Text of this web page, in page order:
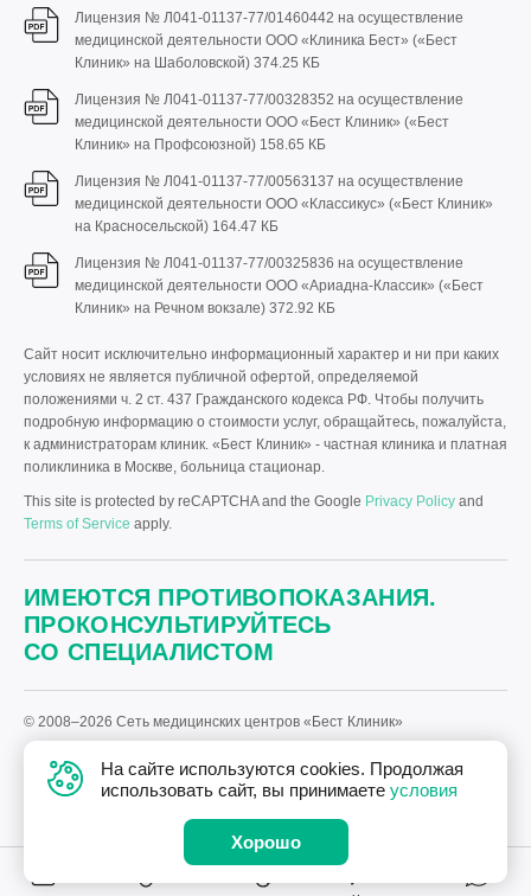
Лицензия № Л041-01137-77/01460442 на осуществление
медицинской деятельности ООО «Клиника Бест» («Бест
Клиник» на Шаболовской) 374.25 КБ
Лицензия № Л041-01137-77/00328352 на осуществление
медицинской деятельности ООО «Бест Клиник» («Бест
Клиник» на Профсоюзной) 158.65 КБ
Лицензия № Л041-01137-77/00563137 на осуществление
медицинской деятельности ООО «Классикус» («Бест Клиник»
на Красносельской) 164.47 КБ
Лицензия № Л041-01137-77/00325836 на осуществление
медицинской деятельности ООО «Ариадна-Классик» («Бест
Клиник» на Речном вокзале) 372.92 КБ
Сайт носит исключительно информационный характер и ни при каких
условиях не является публичной офертой, определяемой
положениями ч. 2 ст. 437 Гражданского кодекса РФ. Чтобы получить
подробную информацию о стоимости услуг, обращайтесь, пожалуйста,
к администраторам клиник. «Бест Клиник» - частная клиника и платная
поликлиника в Москве, больница стационар.
This site is protected by reCAPTCHA and the Google Privacy Policy and
Terms of Service apply.
ИМЕЮТСЯ ПРОТИВОПОКАЗАНИЯ.
ПРОКОНСУЛЬТИРУЙТЕСЬ
СО СПЕЦИАЛИСТОМ
© 2008–2026 Сеть медицинских центров «Бест Клиник»
Политика «Бест Клиник» в отношении обработки персональных
данных.
разработка сайта—Текарт.
На сайте используются cookies. Продолжая
использовать сайт, вы принимаете условия
Хорошо